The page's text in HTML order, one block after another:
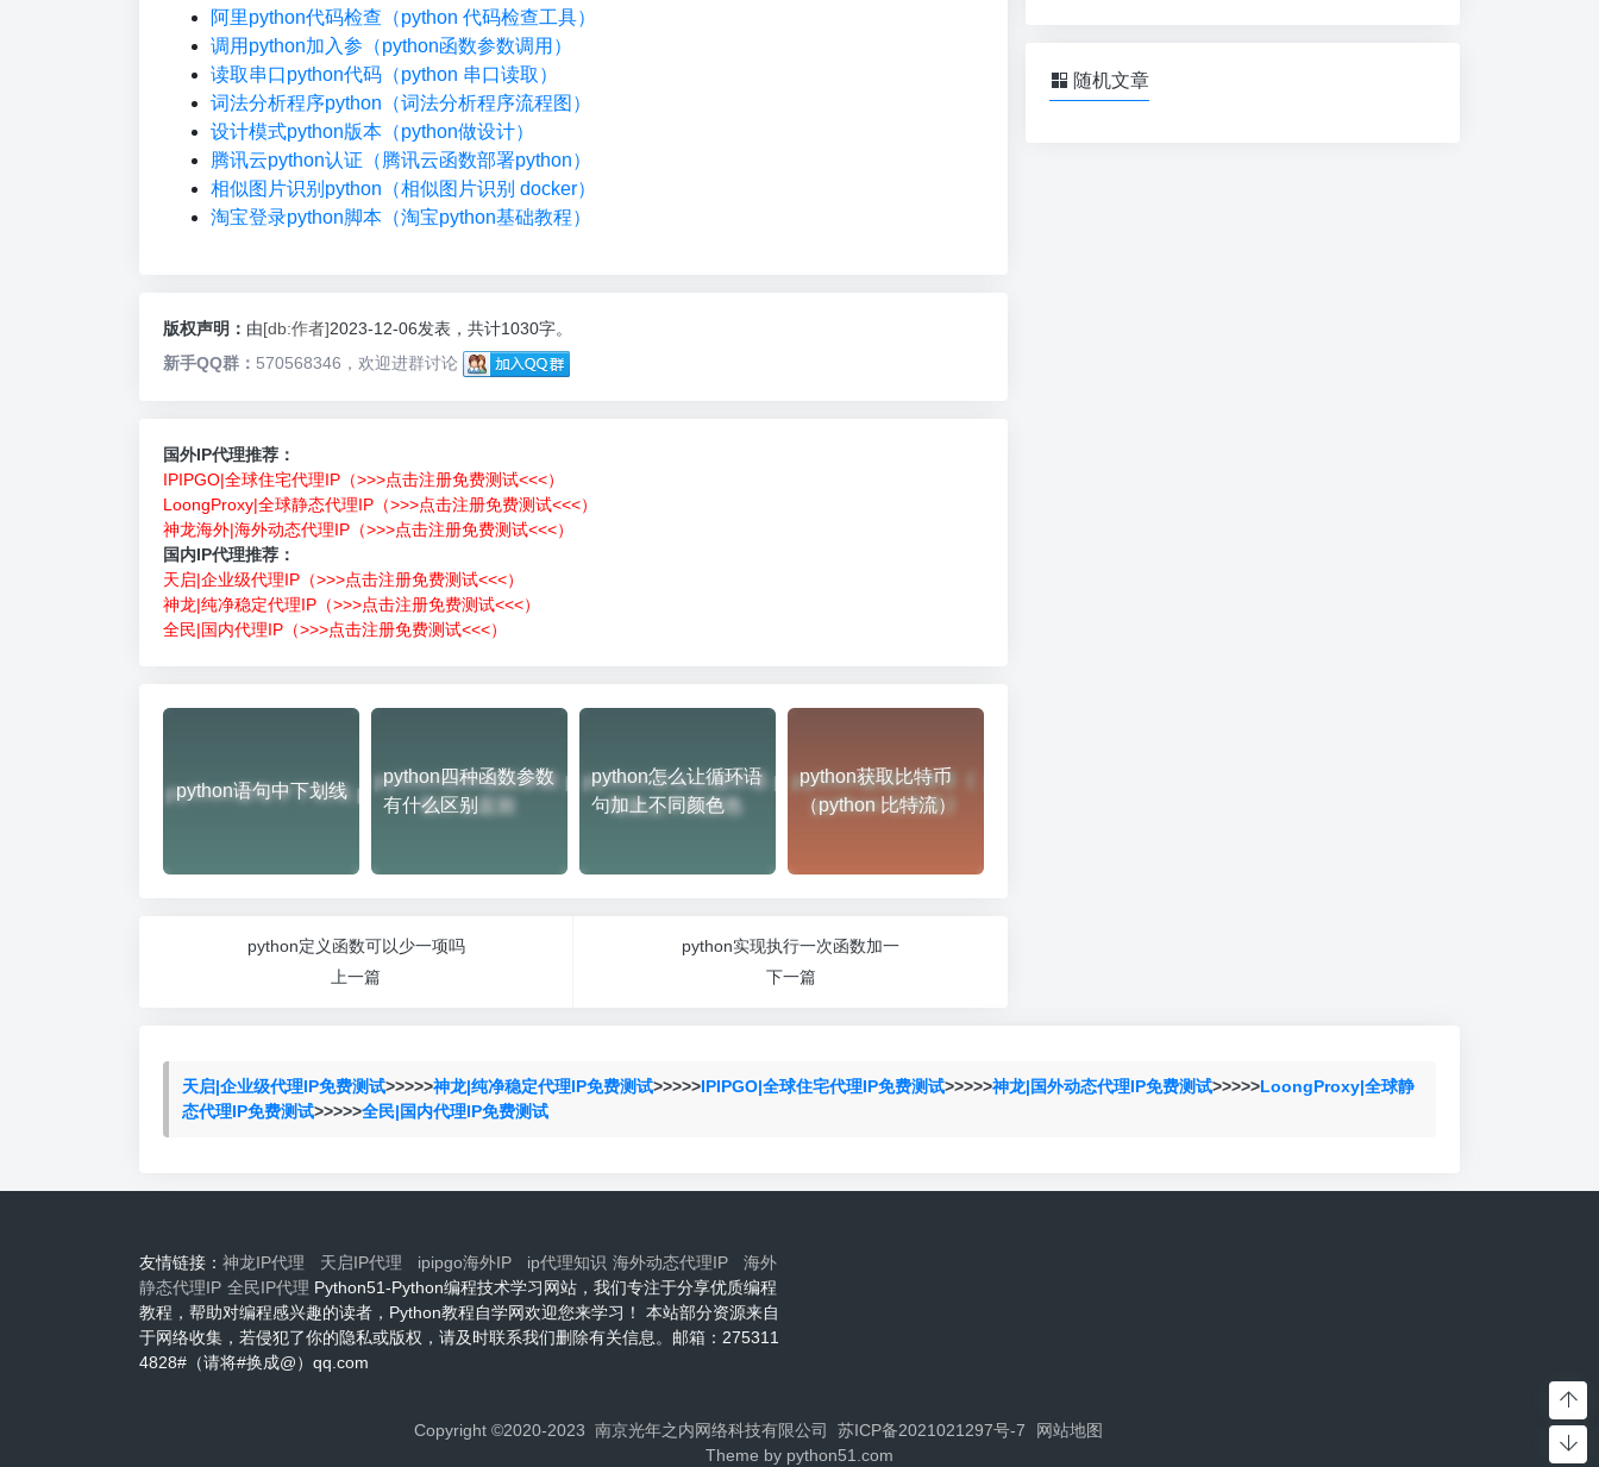
阿里python代码检查（python 代码检查工具）
调用python加入参（python函数参数调用）
读取串口python代码（python 串口读取）
词法分析程序python（词法分析程序流程图）
设计模式python版本（python做设计）
腾讯云python认证（腾讯云函数部署python）
相似图片识别python（相似图片识别 docker）
淘宝登录python脚本（淘宝python基础教程）
版权声明： 由[db:作者]2023-12-06发表，共计1030字。
新手QQ群： 570568346，欢迎进群讨论
国外IP代理推荐：
IPIPGO|全球住宅代理IP（>>>点击注册免费测试<<<）
LoongProxy|全球静态代理IP（>>>点击注册免费测试<<<）
神龙海外|海外动态代理IP（>>>点击注册免费测试<<<）
国内IP代理推荐：
天启|企业级代理IP（>>>点击注册免费测试<<<）
神龙|纯净稳定代理IP（>>>点击注册免费测试<<<）
全民|国内代理IP（>>>点击注册免费测试<<<）
python语句中下划线
python四种函数参数
有什么区别
python怎么让循环语
句加上不同颜色
python获取比特币
（python 比特流）
python定义函数可以少一项吗
上一篇
python实现执行一次函数加一
下一篇
随机文章
天启|企业级代理IP免费测试>>>>>神龙|纯净稳定代理IP免费测试>>>>>IPIPGO|全球住宅代理IP免费测试>>>>>神龙|国外动态代理IP免费测试>>>>>LoongProxy|全球静
态代理IP免费测试>>>>>全民|国内代理IP免费测试
友情链接： 神龙IP代理 天启IP代理 ipipgo海外IP ip代理知识 海外动态代理IP
海外
静态代理IP 全民IP代理 Python51-Python编程技术学习网站，我们专注于分享优质编程
教程，帮助对编程感兴趣的读者，Python教程自学网欢迎您来学习！ 本站部分资源来自
于网络收集，若侵犯了你的隐私或版权，请及时联系我们删除有关信息。邮箱：275311
4828#（请将#换成@）qq.com
Copyright ©2020-2023 南京光年之内网络科技有限公司 苏ICP备2021021297号-7
网站地图
Theme by python51.com